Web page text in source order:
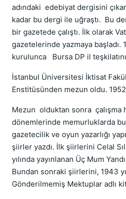
adındaki edebiyat dergisini
kadar bu dergi ile uğraştı. Bu
bir gazetede çalıştı. İlk olarak
gazetelerinde yazmaya başladı.
kurulunca Bursa DP il
İstanbul Üniversitesi İktisat
Enstitüsünden mezun oldu.
Mezun olduktan sonra çalışma
dönemlerinde memurluklarda
gazetecilik ve oyun yazarlığı
şiirler yazdı. İlk şiirlerini Celal
yılında yayınlanan Üç Mum
Bundan sonraki şiirlerini, 1943
Gönderilmemiş Mektuplar adlı